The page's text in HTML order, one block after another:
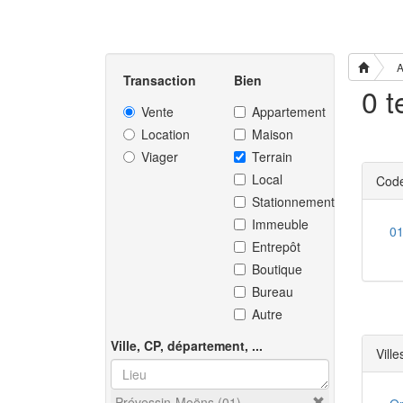
Transaction
Vente
Location
Viager
Bien
Appartement
Maison
Terrain
Local
Stationnement
Immeuble
Entrepôt
Boutique
Bureau
Autre
Ville, CP, département, ...